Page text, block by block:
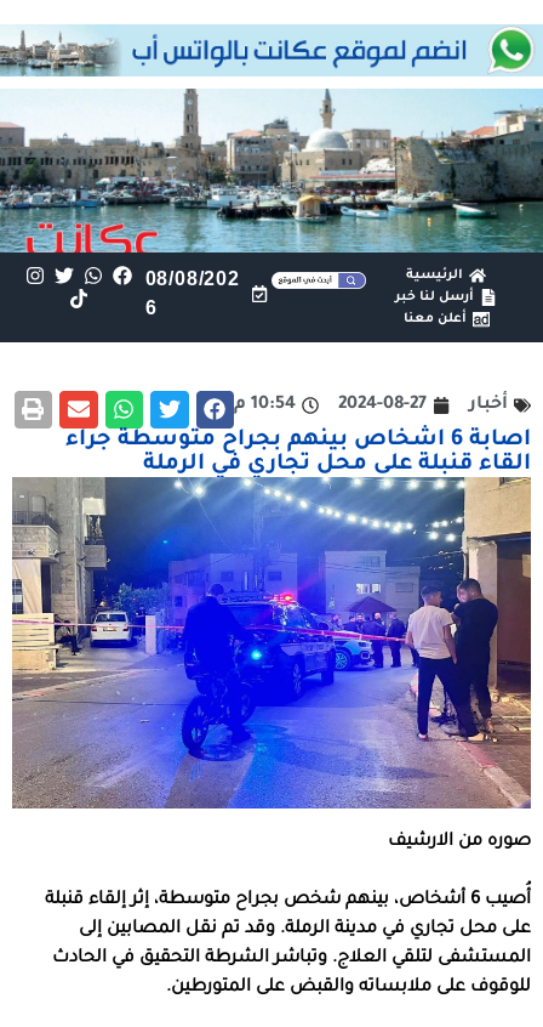
الرئيسية
أرسل لنا خبر
أعلن معنا
08/08/202
6
أخبار 2024-08-27 10:54 م
اصابة 6 اشخاص بينهم بجراح متوسطة جراء
القاء قنبلة على محل تجاري في الرملة
صوره من الارشيف
أُصيب 6 أشخاص، بينهم شخص بجراح متوسطة، إثر إلقاء قنبلة
على محل تجاري في مدينة الرملة. وقد تم نقل المصابين إلى
المستشفى لتلقي العلاج. وتباشر الشرطة التحقيق في الحادث
للوقوف على ملابساته والقبض على المتورطين.